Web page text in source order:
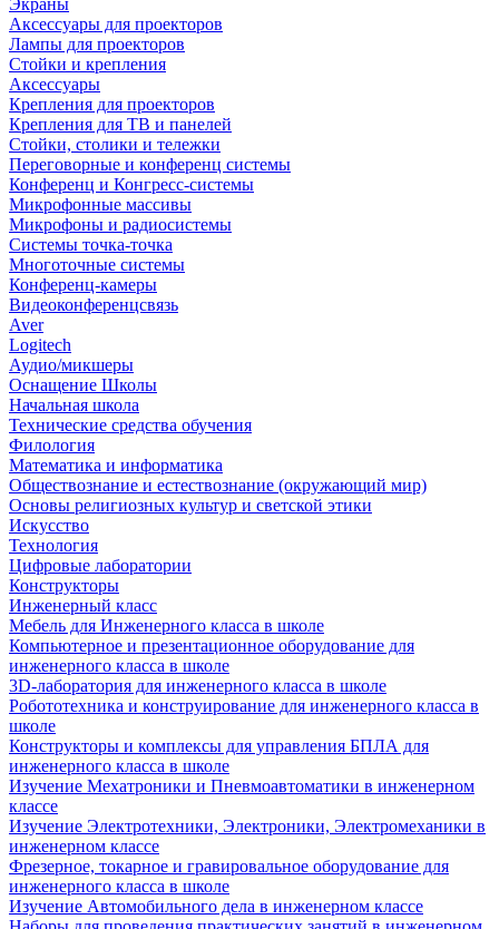
Экраны
Аксессуары для проекторов
Лампы для проекторов
Стойки и крепления
Аксессуары
Крепления для проекторов
Крепления для ТВ и панелей
Стойки, столики и тележки
Переговорные и конференц системы
Конференц и Конгресс-системы
Микрофонные массивы
Микрофоны и радиосистемы
Системы точка-точка
Многоточные системы
Конференц-камеры
Видеоконференцсвязь
Aver
Logitech
Аудио/микшеры
Оснащение Школы
Начальная школа
Технические средства обучения
Филология
Математика и информатика
Обществознание и естествознание (окружающий мир)
Основы религиозных культур и светской этики
Искусство
Технология
Цифровые лаборатории
Конструкторы
Инженерный класс
Мебель для Инженерного класса в школе
Компьютерное и презентационное оборудование для
инженерного класса в школе
3D-лаборатория для инженерного класса в школе
Робототехника и конструирование для инженерного класса в
школе
Конструкторы и комплексы для управления БПЛА для
инженерного класса в школе
Изучение Мехатроники и Пневмоавтоматики в инженерном
классе
Изучение Электротехники, Электроники, Электромеханики в
инженерном классе
Фрезерное, токарное и гравировальное оборудование для
инженерного класса в школе
Изучение Автомобильного дела в инженерном классе